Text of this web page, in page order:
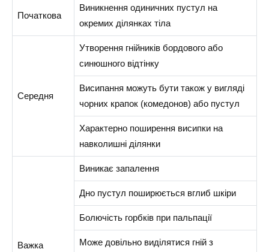
Початкова
Виникнення одиничних пустул на
окремих ділянках тіла
Середня
Утворення гнійників бордового або
синюшного відтінку
Висипання можуть бути також у вигляді
чорних крапок (комедонов) або пустул
Характерно поширення висипки на
навколишні ділянки
Важка
Виникає запалення
Дно пустул поширюється вглиб шкіри
Болючість горбків при пальпації
Може довільно виділятися гній з